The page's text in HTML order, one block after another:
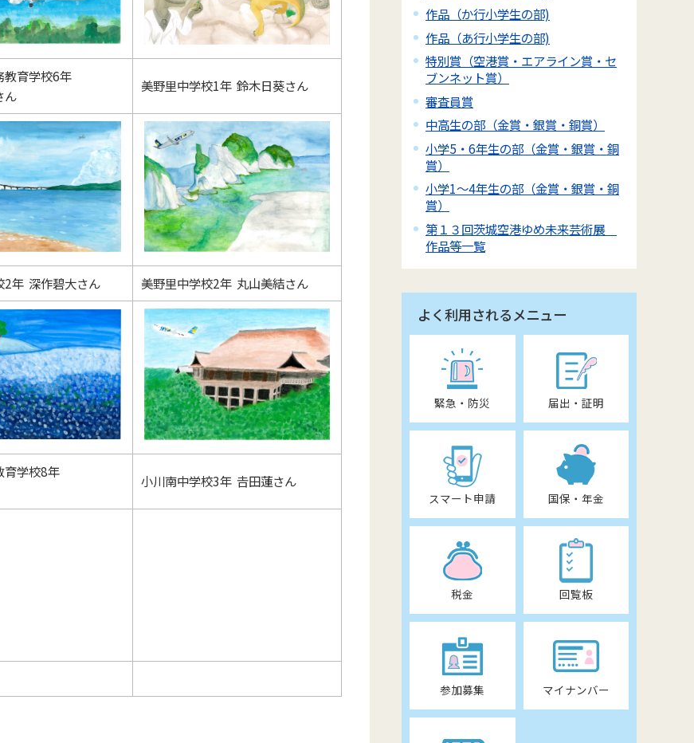
教育学校6年
ん
美野里中学校1年 鈴木日葵さん
2年 深作碧大さん 美野里中学校2年 丸山美結さん
育学校8年
小川南中学校3年 𠮷田蓮さん
作品（か行小学生の部)
作品（あ行小学生の部)
特別賞（空港賞・エアライン賞・セ
ブンネット賞）
審査員賞
中高生の部（金賞・銀賞・銅賞）
小学5・6年生の部（金賞・銀賞・銅
賞）
小学1～4年生の部（金賞・銀賞・銅
賞）
第１３回茨城空港ゆめ未来芸術展
作品等一覧
よく利用されるメニュー
緊急・防災 届出・証明
スマート申請 国保・年金
税金 回覧板
参加募集 マイナンバー